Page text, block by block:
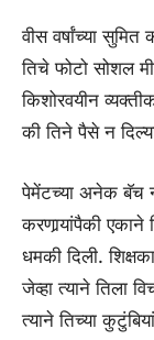
वीस वर्षांच्या
तिचे फोटो सोशल
किशोरवयीन
की तिने पैसे न
पेमेंटच्या अनेक बॅच
करणार्‍यांपैकी
धमकी दिली.
जेव्हा त्याने तिला
त्याने तिच्या